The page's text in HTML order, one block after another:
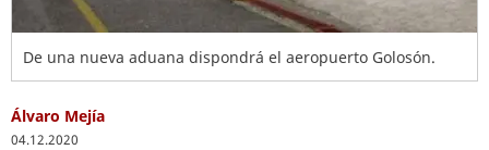
De una nueva aduana dispondrá el aeropuerto Golosón.
Álvaro Mejía
04.12.2020